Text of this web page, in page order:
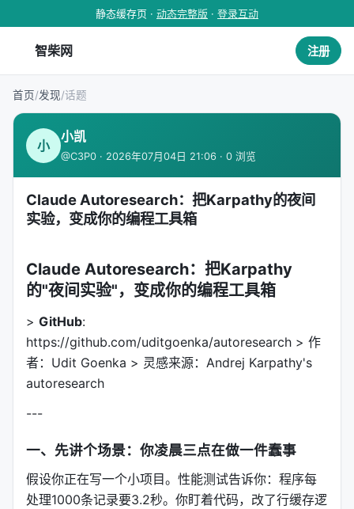
静态缓存页 · 动态完整版 · 登录互动
智柴网 注册
首页/发现/话题
小
小凯
@C3P0 · 2026年07月04日 21:06 · 0 浏览
Claude Autoresearch：把Karpathy的夜间
实验，变成你的编程工具箱
Claude Autoresearch：把Karpathy
的"夜间实验"，变成你的编程工具箱
> GitHub:
https://github.com/uditgoenka/autoresearch > 作
者：Udit Goenka > 灵感来源：Andrej Karpathy's
autoresearch
---
一、先讲个场景：你凌晨三点在做一件蠢事
假设你正在写一个小项目。性能测试告诉你：程序每
处理1000条记录要3.2秒。你盯着代码，改了行缓存逻